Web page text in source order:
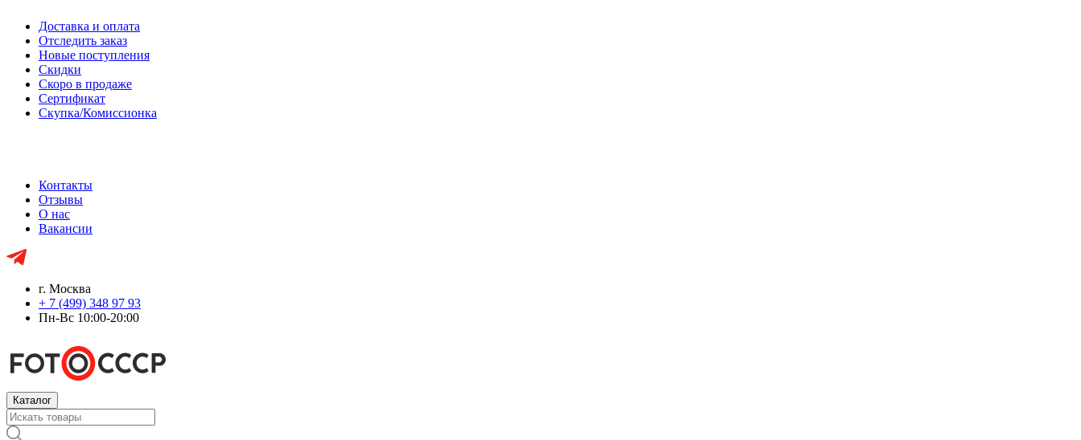
Доставка и оплата
Отследить заказ
Новые поступления
Скидки
Скоро в продаже
Сертификат
Скупка/Комиссионка
Контакты
Отзывы
О нас
Вакансии
г. Москва
+ 7 (499) 348 97 93
Пн-Вс 10:00-20:00
Каталог